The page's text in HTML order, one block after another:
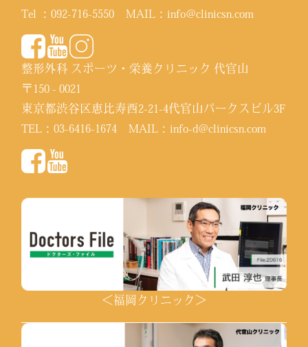
Tel ：092-716-5550 MAIL：info@clinicsn.com
整形外科 スポーツ・栄養クリニック 代官山
〒150 - 0021
東京都渋谷区恵比寿西2-21-4代官山パークスビル3F
TEL：03-6416-1674 MAIL：info-d@clinicsn.com
＜福岡クリニック＞